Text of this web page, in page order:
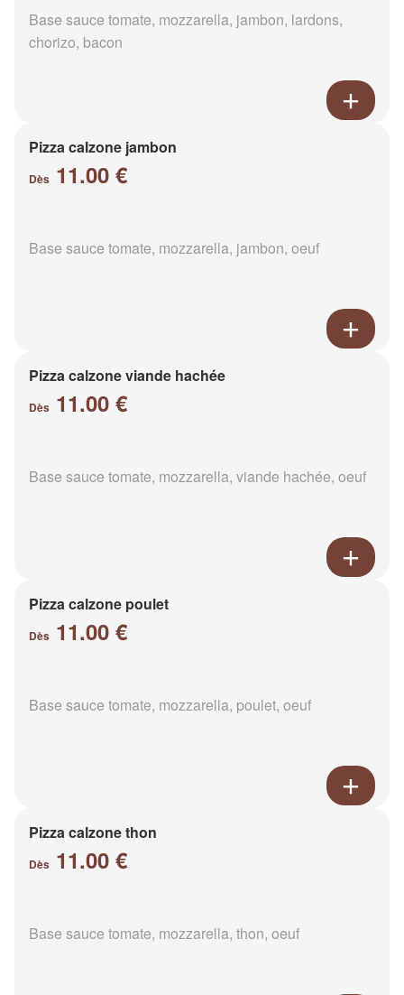
Base sauce tomate, mozzarella, jambon, lardons,
chorizo, bacon
Pizza calzone jambon
Dès 11.00 €
Base sauce tomate, mozzarella, jambon, oeuf
Pizza calzone viande hachée
Dès 11.00 €
Base sauce tomate, mozzarella, viande hachée, oeuf
Pizza calzone poulet
Dès 11.00 €
Base sauce tomate, mozzarella, poulet, oeuf
Pizza calzone thon
Dès 11.00 €
Base sauce tomate, mozzarella, thon, oeuf